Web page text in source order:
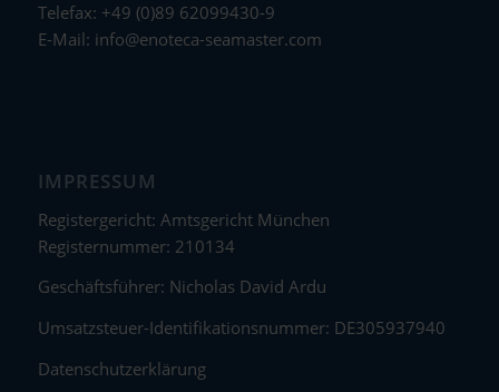
Telefax: +49 (0)89 62099430-9
E-Mail: info@enoteca-seamaster.com
IMPRESSUM
Registergericht: Amtsgericht München
Registernummer: 210134
Geschäftsführer: Nicholas David Ardu
Umsatzsteuer-Identifikationsnummer: DE305937940
Datenschutzerklärung